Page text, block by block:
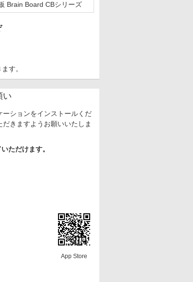
Brain Board CBシリーズ
す。
い
ションをインストールくだ
きますようお願いいたしま
ただけます。
App Store